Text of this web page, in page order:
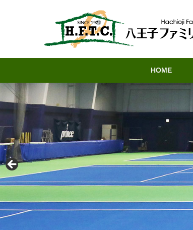
八王子ファミリ
ン
メ
ュ
ー
ン
コ
テ
ン
ツ
へ
移
コ
ン
ン
ツ
へ
移
動
HOME